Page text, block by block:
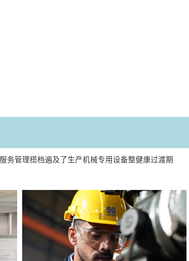
务管理搭档遍及了生产机械专用设备整健康过渡期